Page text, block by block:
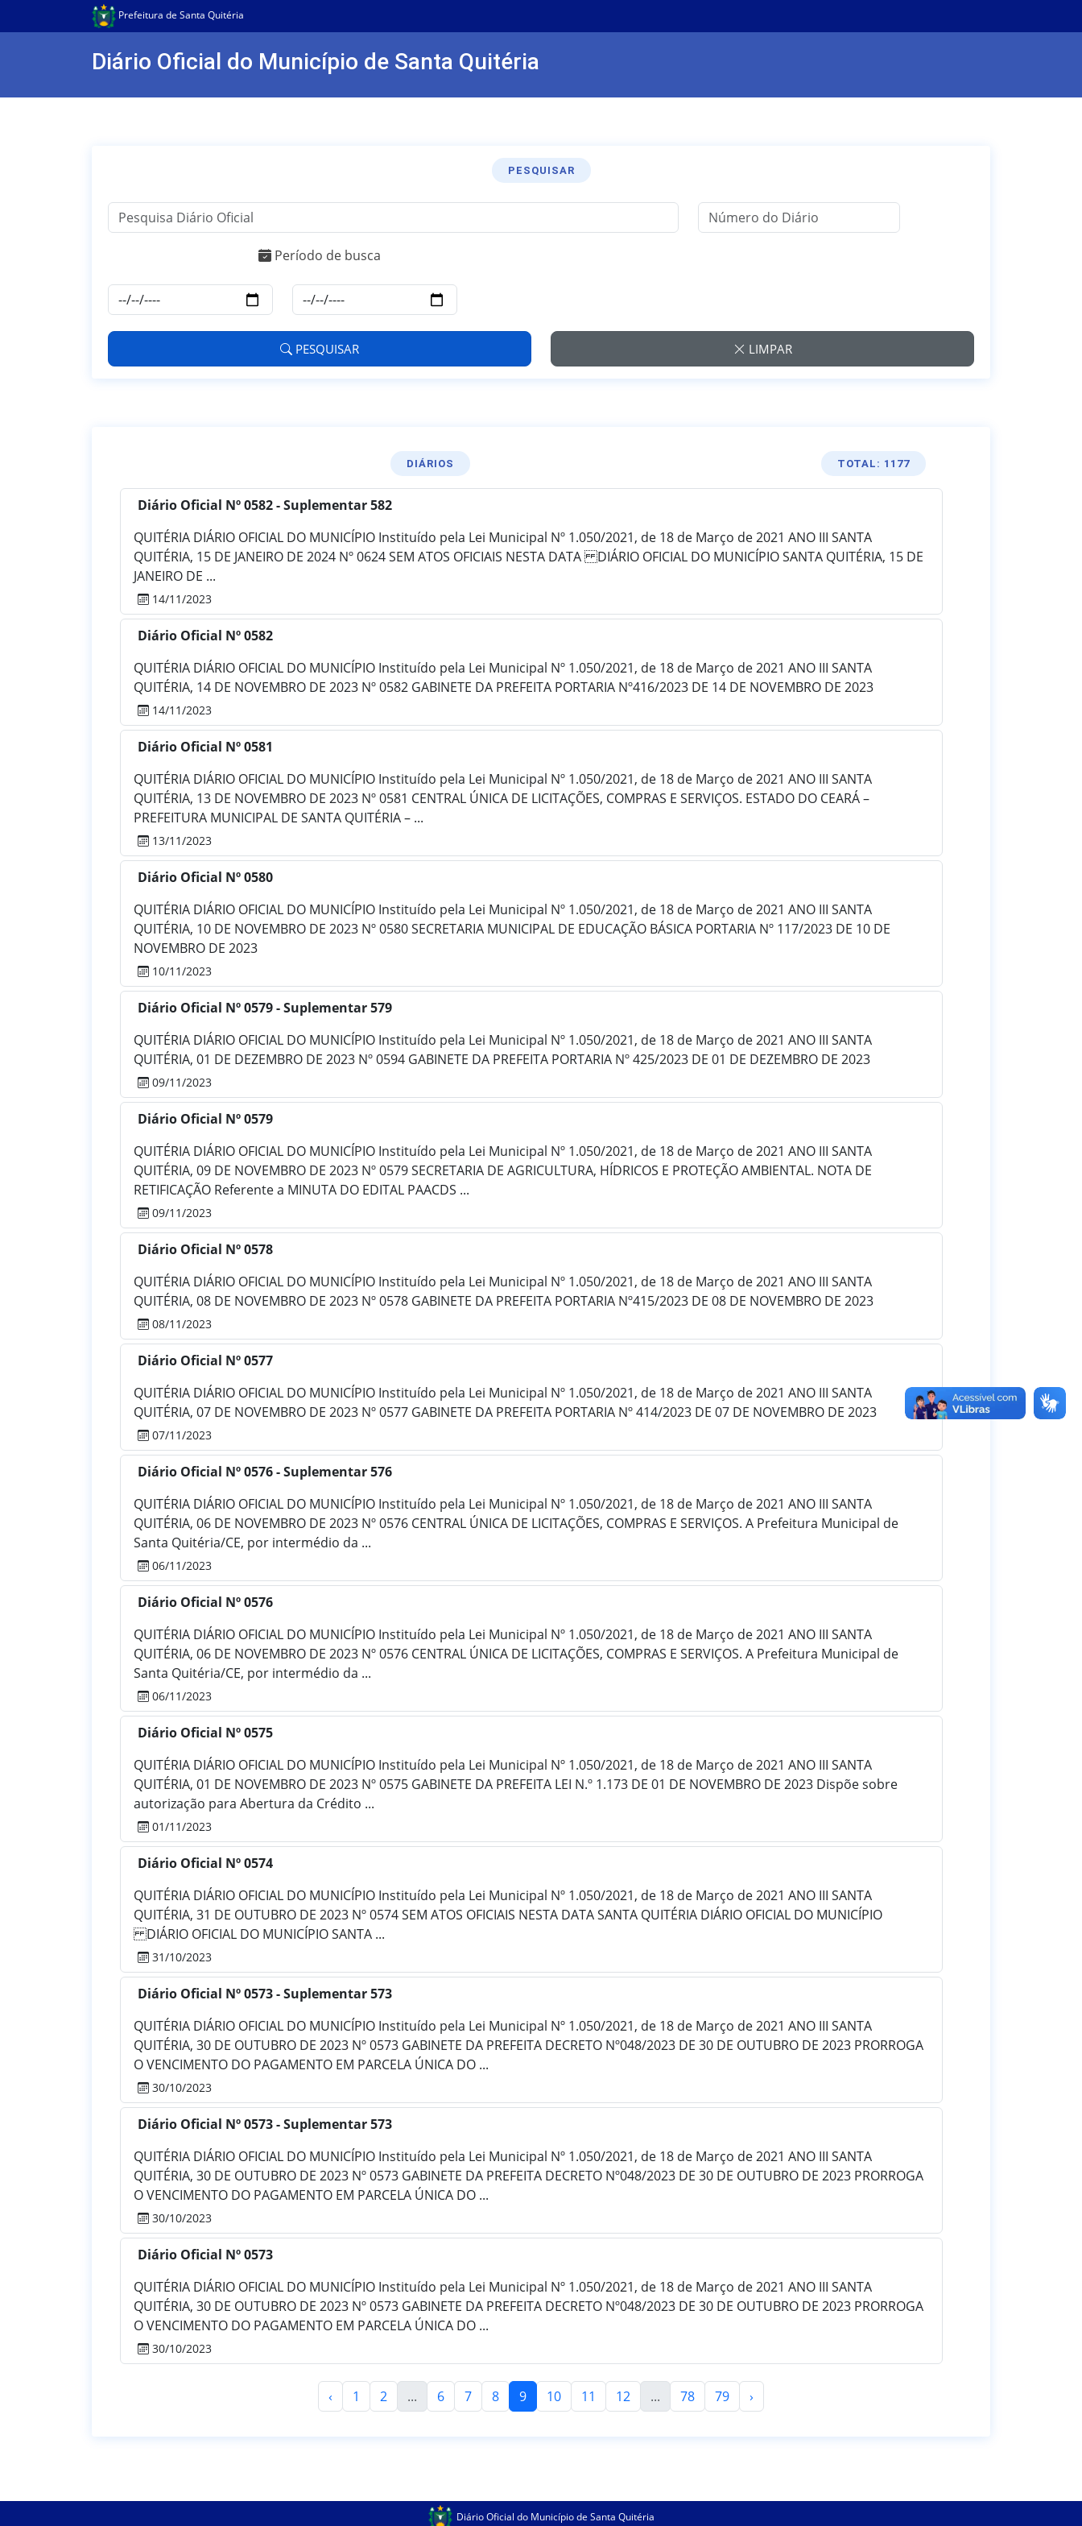
Prefeitura de Santa Quitéria
Diário Oficial do Município de Santa Quitéria
PESQUISAR
Período de busca
PESQUISAR LIMPAR
DIÁRIOS TOTAL: 1177
Diário Oficial Nº 0582 - Suplementar 582
QUITÉRIA DIÁRIO OFICIAL DO MUNICÍPIO Instituído pela Lei Municipal Nº 1.050/2021, de 18 de Março de 2021 ANO III SANTA
QUITÉRIA, 15 DE JANEIRO DE 2024 Nº 0624 SEM ATOS OFICIAIS NESTA DATA DIÁRIO OFICIAL DO MUNICÍPIO SANTA QUITÉRIA, 15 DE
JANEIRO DE ...
14/11/2023
Diário Oficial Nº 0582
QUITÉRIA DIÁRIO OFICIAL DO MUNICÍPIO Instituído pela Lei Municipal Nº 1.050/2021, de 18 de Março de 2021 ANO III SANTA
QUITÉRIA, 14 DE NOVEMBRO DE 2023 Nº 0582 GABINETE DA PREFEITA PORTARIA Nº416/2023 DE 14 DE NOVEMBRO DE 2023
14/11/2023
Diário Oficial Nº 0581
QUITÉRIA DIÁRIO OFICIAL DO MUNICÍPIO Instituído pela Lei Municipal Nº 1.050/2021, de 18 de Março de 2021 ANO III SANTA
QUITÉRIA, 13 DE NOVEMBRO DE 2023 Nº 0581 CENTRAL ÚNICA DE LICITAÇÕES, COMPRAS E SERVIÇOS. ESTADO DO CEARÁ –
PREFEITURA MUNICIPAL DE SANTA QUITÉRIA – ...
13/11/2023
Diário Oficial Nº 0580
QUITÉRIA DIÁRIO OFICIAL DO MUNICÍPIO Instituído pela Lei Municipal Nº 1.050/2021, de 18 de Março de 2021 ANO III SANTA
QUITÉRIA, 10 DE NOVEMBRO DE 2023 Nº 0580 SECRETARIA MUNICIPAL DE EDUCAÇÃO BÁSICA PORTARIA Nº 117/2023 DE 10 DE
NOVEMBRO DE 2023
10/11/2023
Diário Oficial Nº 0579 - Suplementar 579
QUITÉRIA DIÁRIO OFICIAL DO MUNICÍPIO Instituído pela Lei Municipal Nº 1.050/2021, de 18 de Março de 2021 ANO III SANTA
QUITÉRIA, 01 DE DEZEMBRO DE 2023 Nº 0594 GABINETE DA PREFEITA PORTARIA Nº 425/2023 DE 01 DE DEZEMBRO DE 2023
09/11/2023
Diário Oficial Nº 0579
QUITÉRIA DIÁRIO OFICIAL DO MUNICÍPIO Instituído pela Lei Municipal Nº 1.050/2021, de 18 de Março de 2021 ANO III SANTA
QUITÉRIA, 09 DE NOVEMBRO DE 2023 Nº 0579 SECRETARIA DE AGRICULTURA, HÍDRICOS E PROTEÇÃO AMBIENTAL. NOTA DE
RETIFICAÇÃO Referente a MINUTA DO EDITAL PAACDS ...
09/11/2023
Diário Oficial Nº 0578
QUITÉRIA DIÁRIO OFICIAL DO MUNICÍPIO Instituído pela Lei Municipal Nº 1.050/2021, de 18 de Março de 2021 ANO III SANTA
QUITÉRIA, 08 DE NOVEMBRO DE 2023 Nº 0578 GABINETE DA PREFEITA PORTARIA Nº415/2023 DE 08 DE NOVEMBRO DE 2023
08/11/2023
Diário Oficial Nº 0577
QUITÉRIA DIÁRIO OFICIAL DO MUNICÍPIO Instituído pela Lei Municipal Nº 1.050/2021, de 18 de Março de 2021 ANO III SANTA
QUITÉRIA, 07 DE NOVEMBRO DE 2023 Nº 0577 GABINETE DA PREFEITA PORTARIA Nº 414/2023 DE 07 DE NOVEMBRO DE 2023
07/11/2023
Diário Oficial Nº 0576 - Suplementar 576
QUITÉRIA DIÁRIO OFICIAL DO MUNICÍPIO Instituído pela Lei Municipal Nº 1.050/2021, de 18 de Março de 2021 ANO III SANTA
QUITÉRIA, 06 DE NOVEMBRO DE 2023 Nº 0576 CENTRAL ÚNICA DE LICITAÇÕES, COMPRAS E SERVIÇOS. A Prefeitura Municipal de
Santa Quitéria/CE, por intermédio da ...
06/11/2023
Diário Oficial Nº 0576
QUITÉRIA DIÁRIO OFICIAL DO MUNICÍPIO Instituído pela Lei Municipal Nº 1.050/2021, de 18 de Março de 2021 ANO III SANTA
QUITÉRIA, 06 DE NOVEMBRO DE 2023 Nº 0576 CENTRAL ÚNICA DE LICITAÇÕES, COMPRAS E SERVIÇOS. A Prefeitura Municipal de
Santa Quitéria/CE, por intermédio da ...
06/11/2023
Diário Oficial Nº 0575
QUITÉRIA DIÁRIO OFICIAL DO MUNICÍPIO Instituído pela Lei Municipal Nº 1.050/2021, de 18 de Março de 2021 ANO III SANTA
QUITÉRIA, 01 DE NOVEMBRO DE 2023 Nº 0575 GABINETE DA PREFEITA LEI N.º 1.173 DE 01 DE NOVEMBRO DE 2023 Dispõe sobre
autorização para Abertura da Crédito ...
01/11/2023
Diário Oficial Nº 0574
QUITÉRIA DIÁRIO OFICIAL DO MUNICÍPIO Instituído pela Lei Municipal Nº 1.050/2021, de 18 de Março de 2021 ANO III SANTA
QUITÉRIA, 31 DE OUTUBRO DE 2023 Nº 0574 SEM ATOS OFICIAIS NESTA DATA SANTA QUITÉRIA DIÁRIO OFICIAL DO MUNICÍPIO
DIÁRIO OFICIAL DO MUNICÍPIO SANTA ...
31/10/2023
Diário Oficial Nº 0573 - Suplementar 573
QUITÉRIA DIÁRIO OFICIAL DO MUNICÍPIO Instituído pela Lei Municipal Nº 1.050/2021, de 18 de Março de 2021 ANO III SANTA
QUITÉRIA, 30 DE OUTUBRO DE 2023 Nº 0573 GABINETE DA PREFEITA DECRETO Nº048/2023 DE 30 DE OUTUBRO DE 2023 PRORROGA
O VENCIMENTO DO PAGAMENTO EM PARCELA ÚNICA DO ...
30/10/2023
Diário Oficial Nº 0573 - Suplementar 573
QUITÉRIA DIÁRIO OFICIAL DO MUNICÍPIO Instituído pela Lei Municipal Nº 1.050/2021, de 18 de Março de 2021 ANO III SANTA
QUITÉRIA, 30 DE OUTUBRO DE 2023 Nº 0573 GABINETE DA PREFEITA DECRETO Nº048/2023 DE 30 DE OUTUBRO DE 2023 PRORROGA
O VENCIMENTO DO PAGAMENTO EM PARCELA ÚNICA DO ...
30/10/2023
Diário Oficial Nº 0573
QUITÉRIA DIÁRIO OFICIAL DO MUNICÍPIO Instituído pela Lei Municipal Nº 1.050/2021, de 18 de Março de 2021 ANO III SANTA
QUITÉRIA, 30 DE OUTUBRO DE 2023 Nº 0573 GABINETE DA PREFEITA DECRETO Nº048/2023 DE 30 DE OUTUBRO DE 2023 PRORROGA
O VENCIMENTO DO PAGAMENTO EM PARCELA ÚNICA DO ...
30/10/2023
‹ 1 2 ... 6 7 8 9 10 11 12 ... 78 79 ›
Diário Oficial do Município de Santa Quitéria